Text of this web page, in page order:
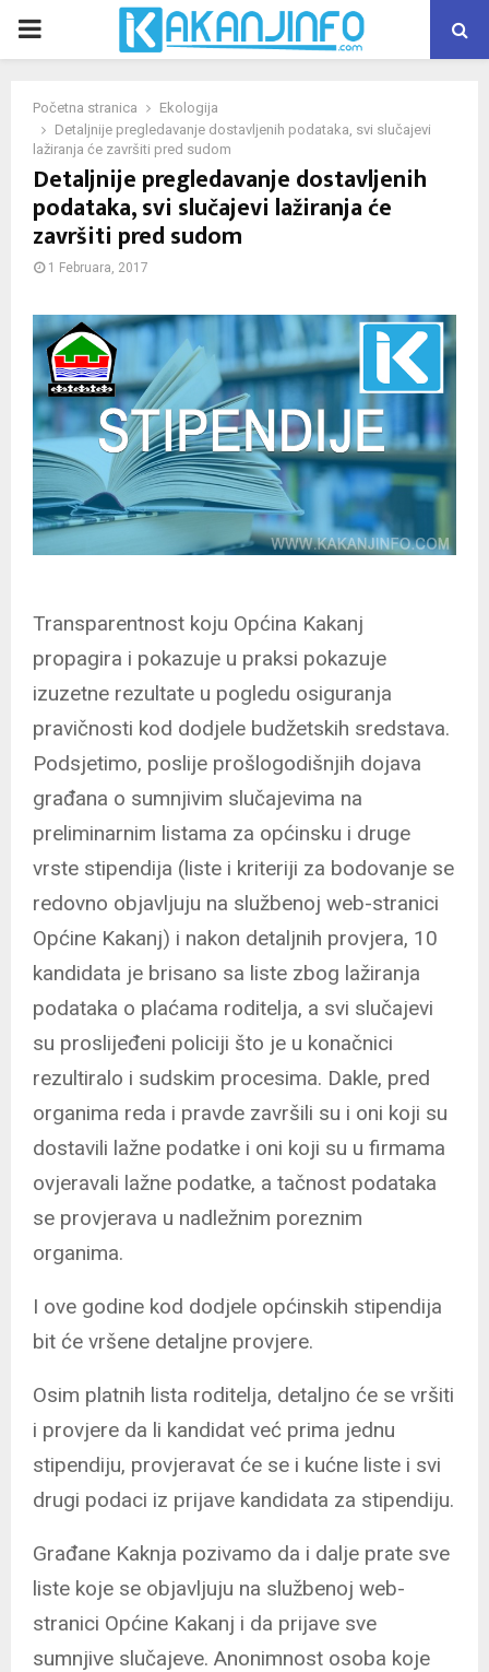
PRIMARY
Početna stranica
Ekologija
Detaljnije pregledavanje dostavljenih podataka, svi slučajevi
lažiranja će završiti pred sudom
Detaljnije pregledavanje dostavljenih
podataka, svi slučajevi lažiranja će
završiti pred sudom
1 Februara, 2017
Transparentnost koju Općina Kakanj
propagira i pokazuje u praksi pokazuje
izuzetne rezultate u pogledu osiguranja
pravičnosti kod dodjele budžetskih sredstava.
Podsjetimo, poslije prošlogodišnjih dojava
građana o sumnjivim slučajevima na
preliminarnim listama za općinsku i druge
vrste stipendija (liste i kriteriji za bodovanje se
redovno objavljuju na službenoj web-stranici
Općine Kakanj) i nakon detaljnih provjera, 10
kandidata je brisano sa liste zbog lažiranja
podataka o plaćama roditelja, a svi slučajevi
su proslijeđeni policiji što je u konačnici
rezultiralo i sudskim procesima. Dakle, pred
organima reda i pravde završili su i oni koji su
dostavili lažne podatke i oni koji su u firmama
ovjeravali lažne podatke, a tačnost podataka
se provjerava u nadležnim poreznim
organima.
I ove godine kod dodjele općinskih stipendija
bit će vršene detaljne provjere.
Osim platnih lista roditelja, detaljno će se vršiti
i provjere da li kandidat već prima jednu
stipendiju, provjeravat će se i kućne liste i svi
drugi podaci iz prijave kandidata za stipendiju.
Građane Kaknja pozivamo da i dalje prate sve
liste koje se objavljuju na službenoj web-
stranici Općine Kakanj i da prijave sve
sumnjive slučajeve. Anonimnost osoba koje